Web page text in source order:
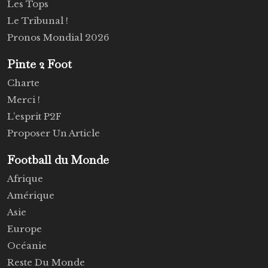
Les Tops
Le Tribunal !
Pronos Mondial 2026
Pinte 2 Foot
Charte
Merci !
L’esprit P2F
Proposer Un Article
Football du Monde
Afrique
Amérique
Asie
Europe
Océanie
Reste Du Monde